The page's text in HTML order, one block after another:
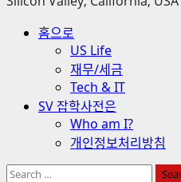
Primary홈으로
US Life
재무/세금
Tech & IT
SV 잡학사전은
Who am I?
개인정보처리방침
Search